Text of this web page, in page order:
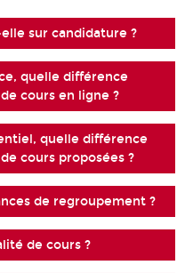
sur candidature ?
quelle différence
cours en ligne ?
quelle différence
cours proposées ?
de regroupement ?
de cours ?